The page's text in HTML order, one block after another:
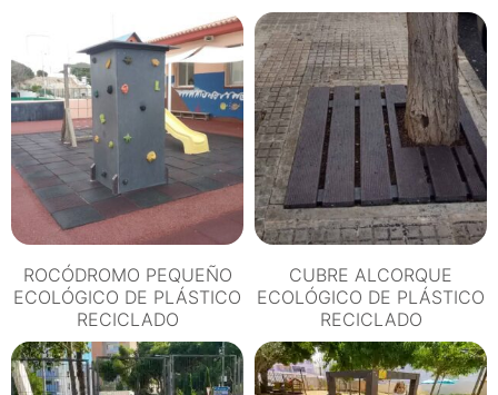
PLÁSTICO
RECICLADO
cantidad
ROCÓDROMO PEQUEÑO
ECOLÓGICO DE PLÁSTICO
RECICLADO
CUBRE ALCORQUE
ECOLÓGICO DE PLÁSTICO
RECICLADO